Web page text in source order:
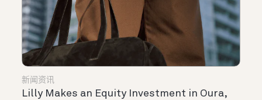
新闻资讯
Lilly Makes an Equity Investment in Oura,